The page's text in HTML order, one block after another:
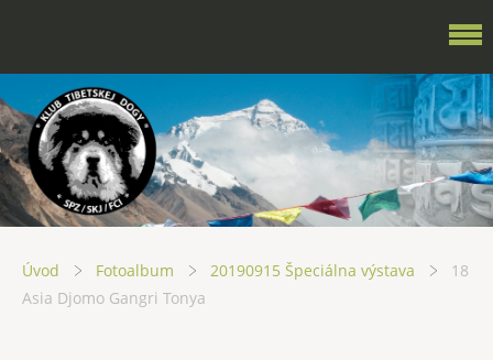
Úvod Fotoalbum 20190915 Špeciálna výstava
18
Asia Djomo Gangri Tonya